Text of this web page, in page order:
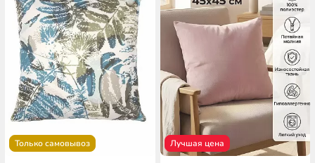
Только самовывоз Лучшая цена